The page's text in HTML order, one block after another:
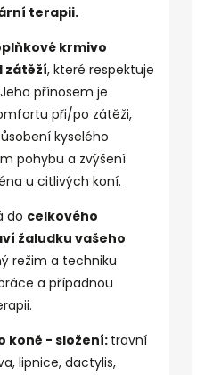
terapii.
krmivo
zátěží, které respektuje
přínosem je
při/po zátěži,
kyselého
pohybu a zvýšení
u citlivých koní.
do celkového
žaludku vašeho
režim a techniku
a případnou
koně - složení: travní
lipnice, dactylis,